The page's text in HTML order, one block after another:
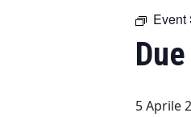
Event
5 Aprile